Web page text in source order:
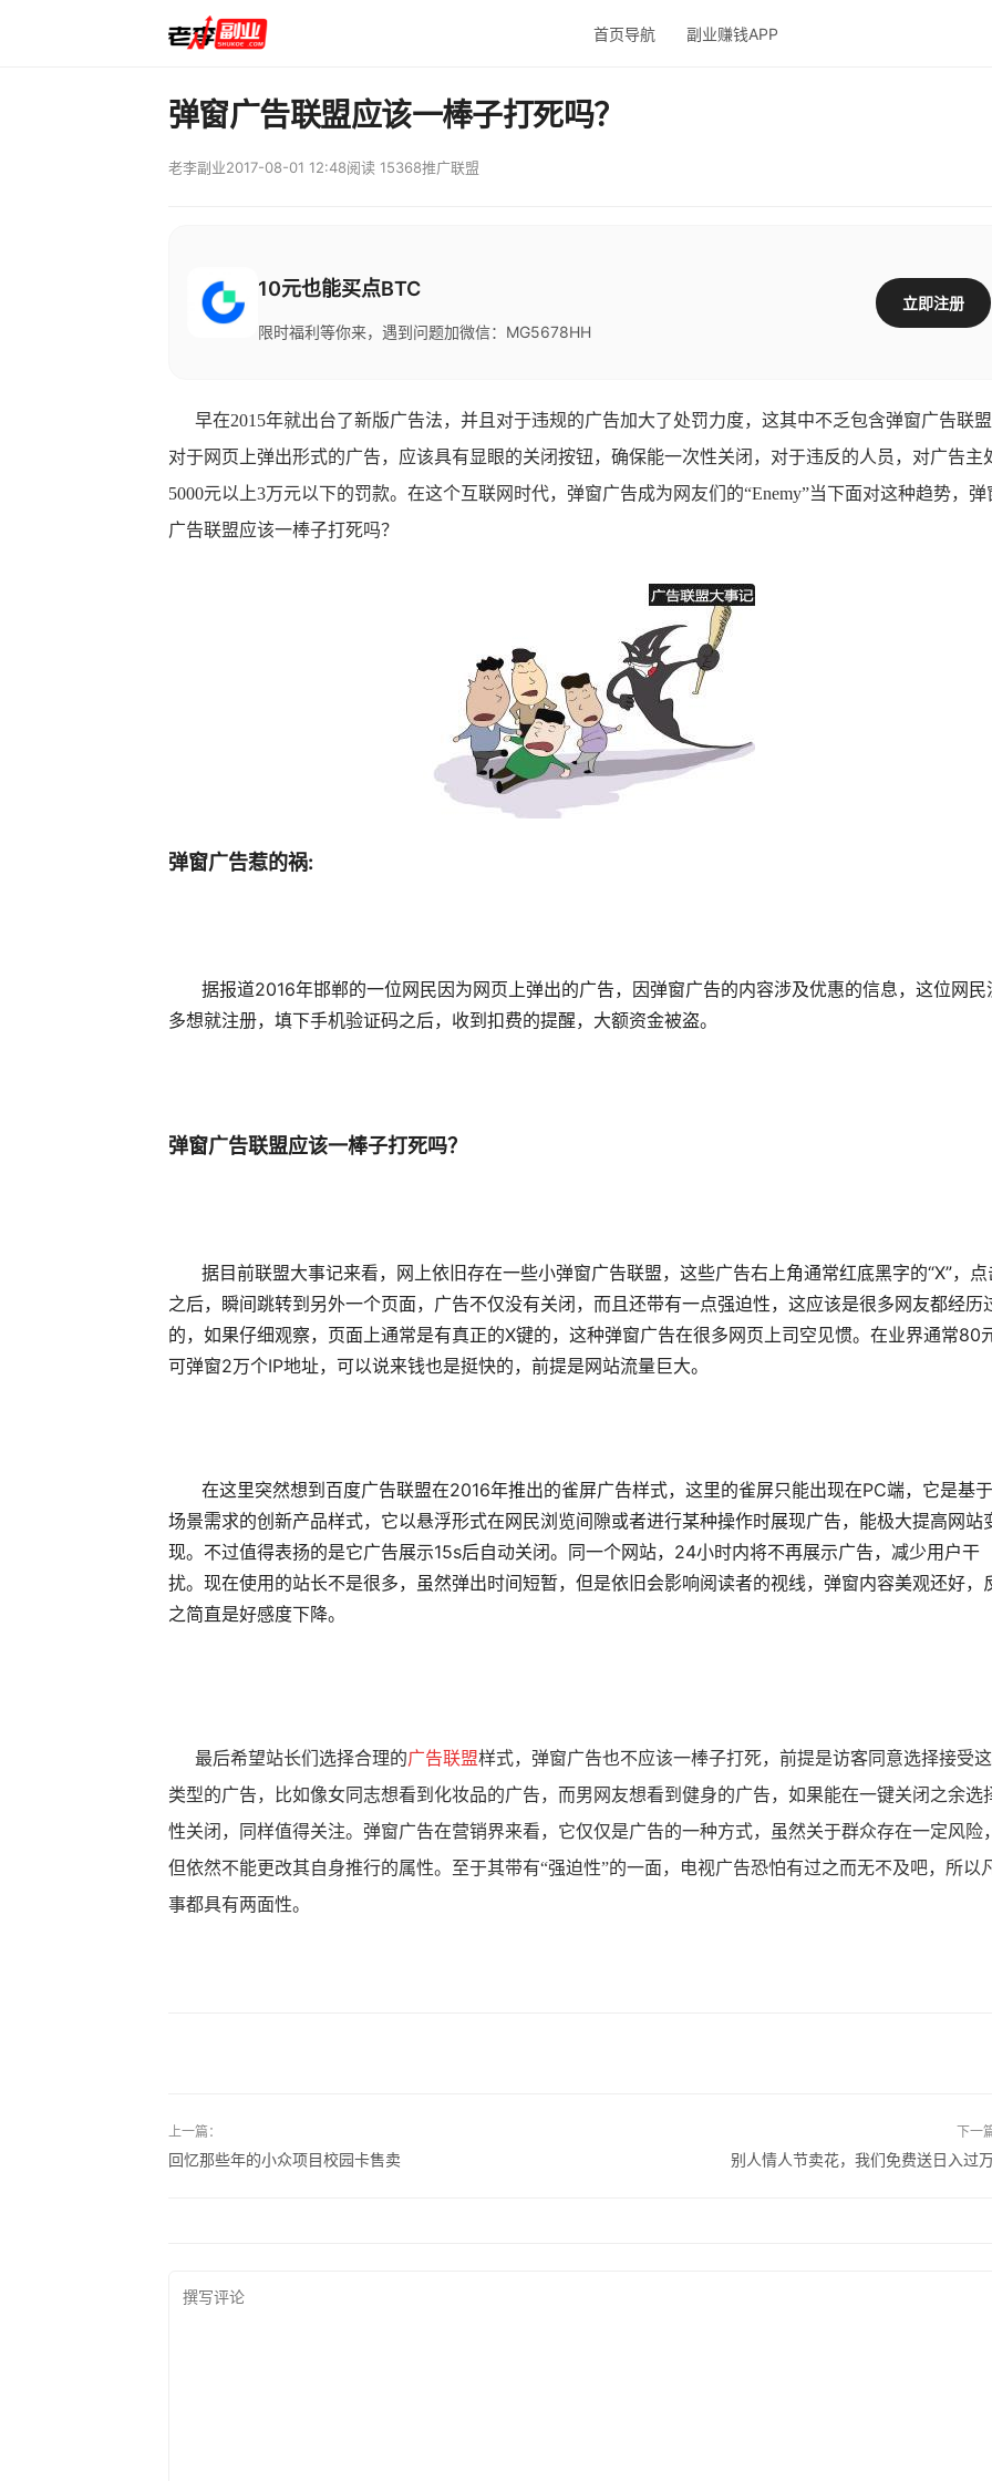
首页导航 副业赚钱APP
弹窗广告联盟应该一棒子打死吗？
老李副业2017-08-01 12:48阅读 15368推广联盟
10元也能买点BTC
限时福利等你来，遇到问题加微信：MG5678HH
立即注册
早在2015年就出台了新版广告法，并且对于违规的广告加大了处罚力度，这其中不乏包含弹窗广告联盟
对于网页上弹出形式的广告，应该具有显眼的关闭按钮，确保能一次性关闭，对于违反的人员，对广告主
5000元以上3万元以下的罚款。在这个互联网时代，弹窗广告成为网友们的“Enemy”当下面对这种趋势，弹
广告联盟应该一棒子打死吗？
弹窗广告惹的祸:
据报道2016年邯郸的一位网民因为网页上弹出的广告，因弹窗广告的内容涉及优惠的信息，这位网民
多想就注册，填下手机验证码之后，收到扣费的提醒，大额资金被盗。
弹窗广告联盟应该一棒子打死吗？
据目前联盟大事记来看，网上依旧存在一些小弹窗广告联盟，这些广告右上角通常红底黑字的“X”，点
之后，瞬间跳转到另外一个页面，广告不仅没有关闭，而且还带有一点强迫性，这应该是很多网友都经历
的，如果仔细观察，页面上通常是有真正的X键的，这种弹窗广告在很多网页上司空见惯。在业界通常80
可弹窗2万个IP地址，可以说来钱也是挺快的，前提是网站流量巨大。
在这里突然想到百度广告联盟在2016年推出的雀屏广告样式，这里的雀屏只能出现在PC端，它是基于
场景需求的创新产品样式，它以悬浮形式在网民浏览间隙或者进行某种操作时展现广告，能极大提高网站
现。不过值得表扬的是它广告展示15s后自动关闭。同一个网站，24小时内将不再展示广告，减少用户干
扰。现在使用的站长不是很多，虽然弹出时间短暂，但是依旧会影响阅读者的视线，弹窗内容美观还好，
之简直是好感度下降。
最后希望站长们选择合理的广告联盟样式，弹窗广告也不应该一棒子打死，前提是访客同意选择接受
类型的广告，比如像女同志想看到化妆品的广告，而男网友想看到健身的广告，如果能在一键关闭之余选
性关闭，同样值得关注。弹窗广告在营销界来看，它仅仅是广告的一种方式，虽然关于群众存在一定风险，
但依然不能更改其自身推行的属性。至于其带有“强迫性”的一面，电视广告恐怕有过之而无不及吧，所以
事都具有两面性。
上一篇：
回忆那些年的小众项目校园卡售卖
下一
别人情人节卖花，我们免费送日入过